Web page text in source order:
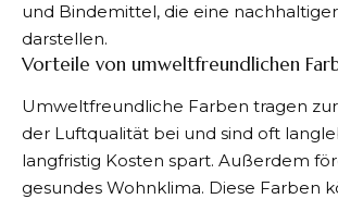
und Bindemittel, die eine
darstellen.
Vorteile von umweltfreundlichen
Umweltfreundliche Farben tragen
der Luftqualität bei und sind oft
langfristig Kosten spart. Außerdem
gesundes Wohnklima. Diese Farben